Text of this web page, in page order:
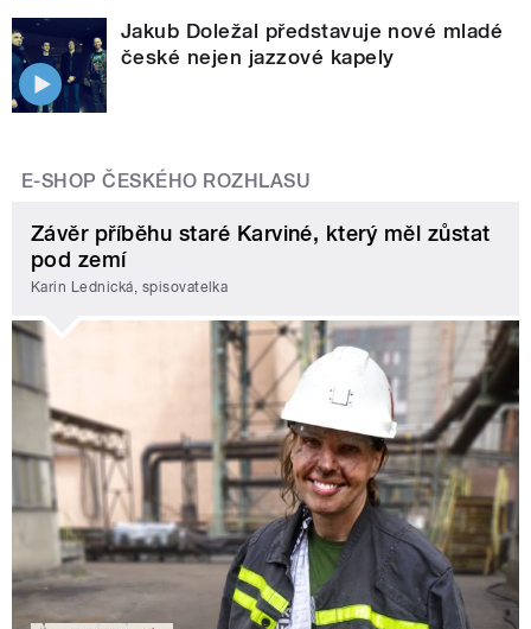
Jakub Doležal představuje nové mladé
české nejen jazzové kapely
E-SHOP ČESKÉHO ROZHLASU
Závěr příběhu staré Karviné, který měl zůstat
pod zemí
Karin Lednická, spisovatelka